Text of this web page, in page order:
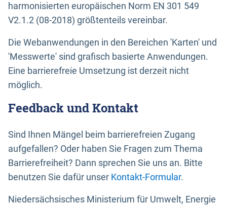
harmonisierten europäischen Norm EN 301 549
V2.1.2 (08-2018) größtenteils vereinbar.
Die Webanwendungen in den Bereichen 'Karten' und
'Messwerte' sind grafisch basierte Anwendungen.
Eine barrierefreie Umsetzung ist derzeit nicht
möglich.
Feedback und Kontakt
Sind Ihnen Mängel beim barrierefreien Zugang
aufgefallen? Oder haben Sie Fragen zum Thema
Barrierefreiheit? Dann sprechen Sie uns an. Bitte
benutzen Sie dafür unser Kontakt-Formular.
Niedersächsisches Ministerium für Umwelt, Energie